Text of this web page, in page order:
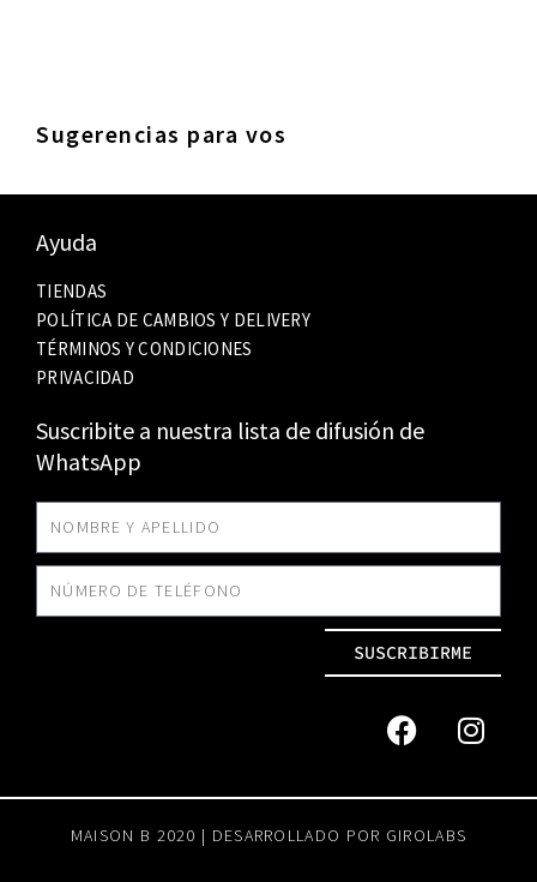
Sugerencias para vos
Ayuda
TIENDAS
POLÍTICA DE CAMBIOS Y DELIVERY
TÉRMINOS Y CONDICIONES
PRIVACIDAD
Suscribite a nuestra lista de difusión de
WhatsApp
SUSCRIBIRME
MAISON B 2020 | DESARROLLADO POR GIROLABS